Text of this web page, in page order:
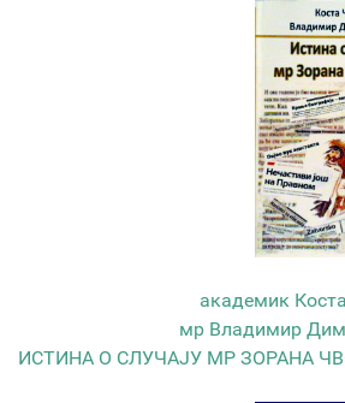
академик
мр Владимир
ИСТИНА О СЛУЧАЈУ МР ЗОРАНА